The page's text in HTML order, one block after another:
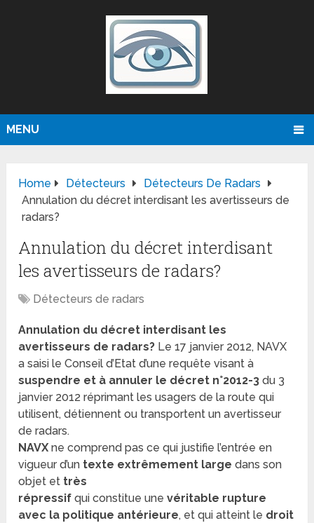
MENU
Home Détecteurs
Détecteurs De Radars
Annulation du décret interdisant les avertisseurs de
radars?
Annulation du décret interdisant
les avertisseurs de radars?
Détecteurs de radars
Annulation du décret interdisant les
avertisseurs de radars? Le 17 janvier 2012, NAVX
a saisi le Conseil d’Etat d’une requête visant à
suspendre et à annuler le décret n°2012-3 du 3
janvier 2012 réprimant les usagers de la route qui
utilisent, détiennent ou transportent un avertisseur
de radars.
NAVX ne comprend pas ce qui justifie l’entrée en
vigueur d’un texte extrêmement large dans son
objet et très
répressif qui constitue unevéritable rupture
avec la politique antérieure, et qui atteint le droit